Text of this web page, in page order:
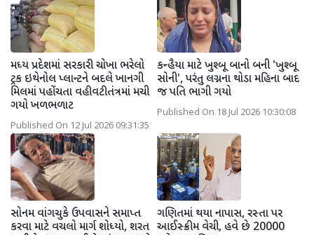
મધ્ય પ્રદેશમાં સરકારી ચોખા ભરેલો
ટ્રક ઇથેનોલ પ્લાન્ટને બદલે ખાનગી
મિલમાં પહોંચતા વહીવટીતંત્રમાં મચી
ગયો ખળભળાટ
Published On 12 Jul 2026 09:31:35
કન્હૈયા માટે ખુશ્બૂ બાનો બની 'ખુશ્બૂ
સોની', પરંતુ લગ્નના થોડા મહિના બાદ
જ પતિ ભાગી ગયો
Published On 18 Jul 2026 10:30:08
સોનમ વાંગચુકે ઉપવાસને સમાપ્ત
કરવા માટે વચલો માર્ગ શોધ્યો, શરત
ગણિતમાં થયા નાપાસ, રસ્તા પર
આઈસ્ક્રીમ વેચી, હવે છે 20000